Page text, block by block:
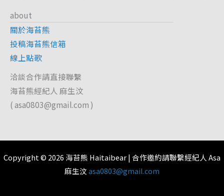
about
關於海苔熊
投稿海苔熊信箱
線上點歌
洽談合作請直接聯繫
海苔熊經紀人 麻生汶
(asa0803@gmail.com )
Copyright © 2026 海苔熊 Haitaibear | 合作邀約請聯繫經紀人 Asa
麻生汶asa0803@gmail.com